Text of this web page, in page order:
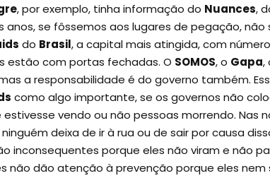
, por exemplo, tinha informação do Nuances,
anos, se fôssemos aos lugares de pegação,
do Brasil, a capital mais atingida, com
estão com portas fechadas. O SOMOS, o Gapa,
a responsabilidade é do governo também.
como algo importante, se os governos não
estivesse vendo ou não pessoas morrendo.
deixa de ir à rua ou de sair por causa
inconsequentes porque eles não viram e não
não dão atenção à prevenção porque eles